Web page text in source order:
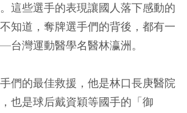
這些選手的表現讓國人落下感動的
知道，奪牌選手們的背後，都有一
灣運動醫學名醫林瀛洲。
們的最佳救援，他是林口長庚醫院
也是球后戴資穎等國手的「御